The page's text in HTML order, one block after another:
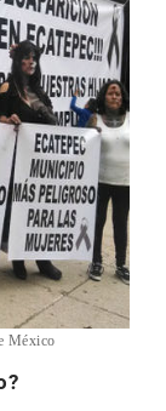
México